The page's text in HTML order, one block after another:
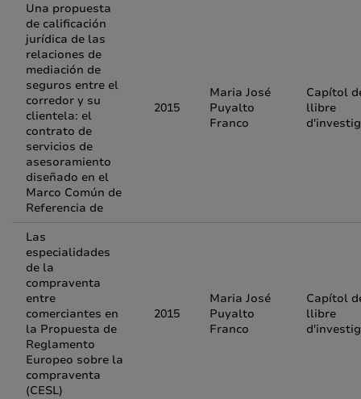
Una propuesta
de calificación
jurídica de las
relaciones de
mediación de
seguros entre el
corredor y su
clientela: el
contrato de
servicios de
asesoramiento
diseñado en el
Marco Común de
Referencia de
2015
Maria José
Puyalto
Franco
Capítol
llibre
Las
especialidades
de la
compraventa
entre
comerciantes en
la Propuesta de
Reglamento
Europeo sobre la
compraventa
(CESL)
2015
Maria José
Puyalto
Franco
Capítol
llibre